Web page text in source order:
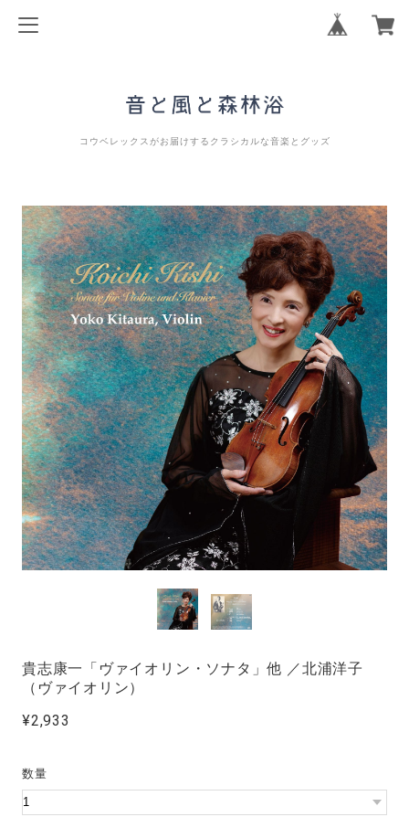
コウベレックスがお届けするクラシカルな音楽とグッズ
貴志康一「ヴァイオリン・ソナタ」他 ／北浦洋子
（ヴァイオリン）
¥2,933
数量